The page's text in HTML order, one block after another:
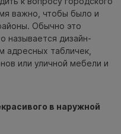
важно, чтобы было и
Обычно это
называется дизайн-
адресных табличек,
или уличной мебели и
в наружной